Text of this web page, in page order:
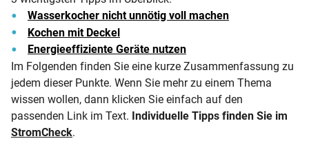
Wasserkocher nicht unnötig voll machen
Kochen mit Deckel
Energieeffiziente Geräte nutzen
Im Folgenden finden Sie eine kurze Zusammenfassung zu
jedem dieser Punkte. Wenn Sie mehr zu einem Thema
wissen wollen, dann klicken Sie einfach auf den
passenden Link im Text. Individuelle Tipps finden Sie im
StromCheck.